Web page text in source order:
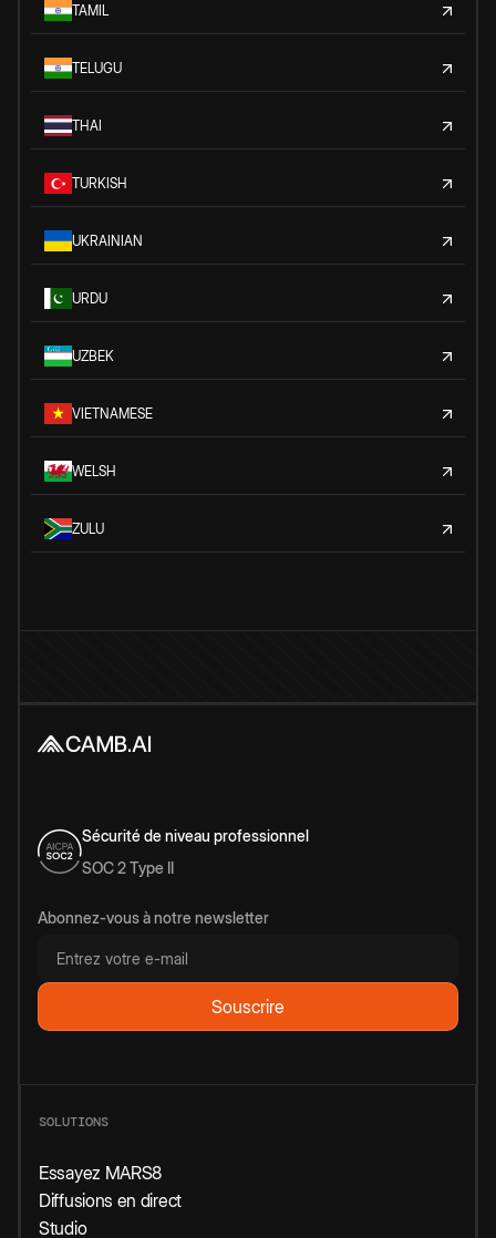
TAMIL
TELUGU
THAI
TURKISH
UKRAINIAN
URDU
UZBEK
VIETNAMESE
WELSH
ZULU
Sécurité de niveau professionnel
SOC 2 Type II
Abonnez-vous à notre newsletter
SOLUTIONS
Essayez MARS8
Diffusions en direct
Studio